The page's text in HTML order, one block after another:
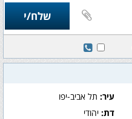
עיר:תל אביב-יפו
דת:יהודי